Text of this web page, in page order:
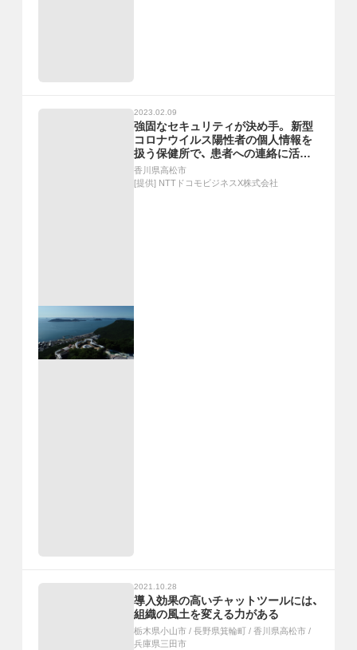
2023.02.09
強固なセキュリティが決め手。 新型
コロナウイルス陽性者の個人情報を
扱う保健所で、 患者への連絡に活用
し、「第7波」を乗り切る
香川県高松市
[提供] NTTドコモビジネスX株式会社
2021.10.28
導入効果の高いチャットツールには、
組織の風土を変える力がある
栃木県小山市 / 長野県箕輪町 / 香川県高松市 /
兵庫県三田市